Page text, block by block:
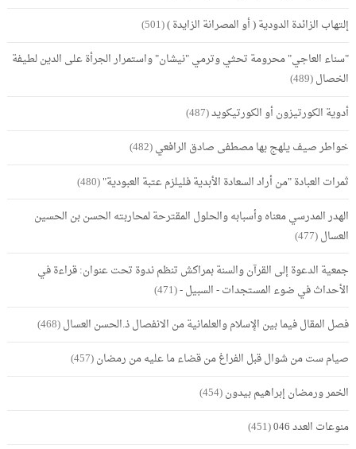
إلتهاب الزائدة الدودية ( أو المصرانة الزايدة )(501)
"سناء العاجي" محرومة تحثي وترمي "نيشان" واستمرار الجرأة على الدين لطيفة
الخصال(489)
أدوية الكورتيزون أو الكورتيكويد(487)
خواطر صيف يلهج بها مصطفى صادق الرافعي(482)
ثمرات العبادة "من أراد السعادة الأبدية فليلزم عتبة العبودية"(480)
الهدر المدرسي معناه وأسبابه والحلول المقترحة لمحاربته الحسن بن الحسين
العسال(477)
جمعية الدعوة إلى القرآن والسنة بمراكش تنظم ندوة تحت عنوان: قراءة في
الأحداث في ضوء المستجدات - السبيل -(471)
فصل المقال فيما بين الإسلام والعلمانية من الانفصال ذ.الحسن العسال(468)
صيام ست من شوال قبل الفراغ من قضاء ما عليه من رمضان(457)
الخمر ورمضان إبراهيم بيدون(454)
منوعات العدد 046
(451)